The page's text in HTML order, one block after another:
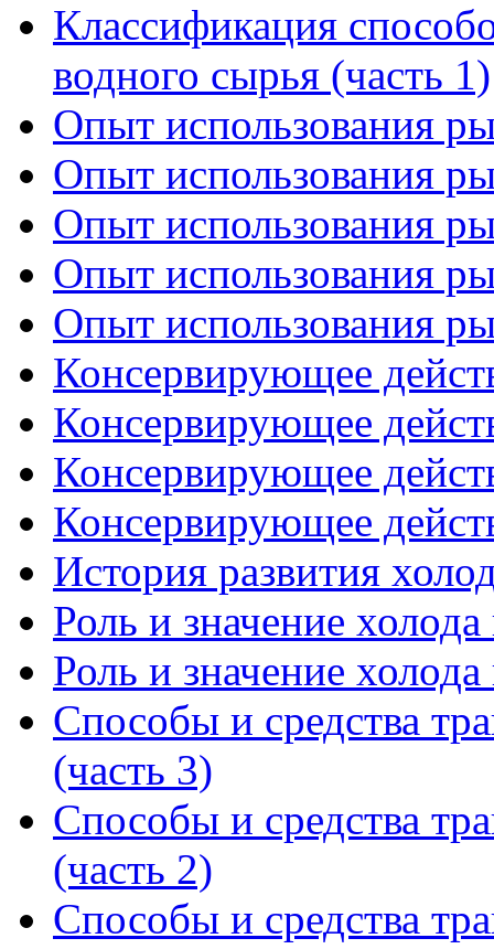
Классификация
водного сырья (часть 1)
Опыт использования
Опыт использования
Опыт использования
Опыт использования
Опыт использования
Консервирующее
Консервирующее
Консервирующее
Консервирующее
История развития
Роль и значение
Роль и значение
Способы и средства
(часть 3)
Способы и средства
(часть 2)
Способы и средства